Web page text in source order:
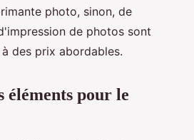
photo, sinon, de
de photos sont
des prix abordables.
éléments pour le